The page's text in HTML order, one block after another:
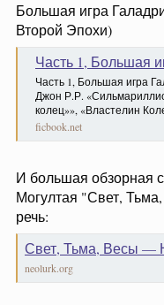
Большая игра
Второй Эпохи)
Часть 1, Большая игра Галадриэль — фанфик по фэндому
Часть 1, Большая игра
Джон Р.Р.
колец»», «Властелин
ficbook.net
И большая обзорная
Могултая "Свет,
речь:
Свет, Тьма, Весы —
neolurk.org